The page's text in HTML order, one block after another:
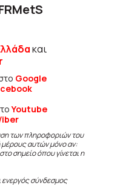
και
Google
Youtube
των πληροφοριών του
μέρους αυτών μόνο αν:
στο σημείο όπου γίνεται η
ενεργός σύνδεσμος